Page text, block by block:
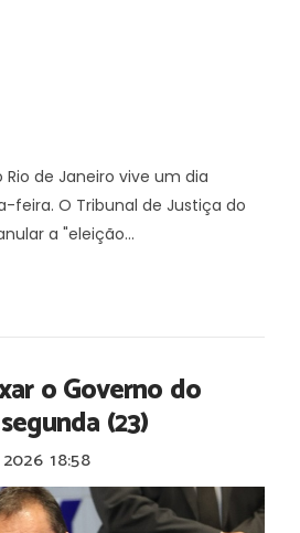
de Janeiro vive um dia
feira. O Tribunal de Justiça do
a "eleição...
o Governo do
(23)
18:58